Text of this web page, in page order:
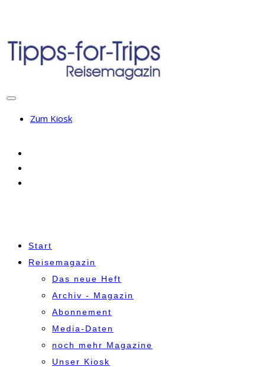
Zum Kiosk
Start
Reisemagazin
Das neue Heft
Archiv - Magazin
Abonnement
Media-Daten
noch mehr Magazine
Unser Kiosk